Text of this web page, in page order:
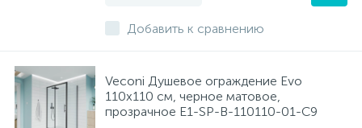
Добавить к сравнению
Veconi Душевое ограждение Evo
110х110 см, черное матовое,
прозрачное E1-SP-B-110110-01-C9